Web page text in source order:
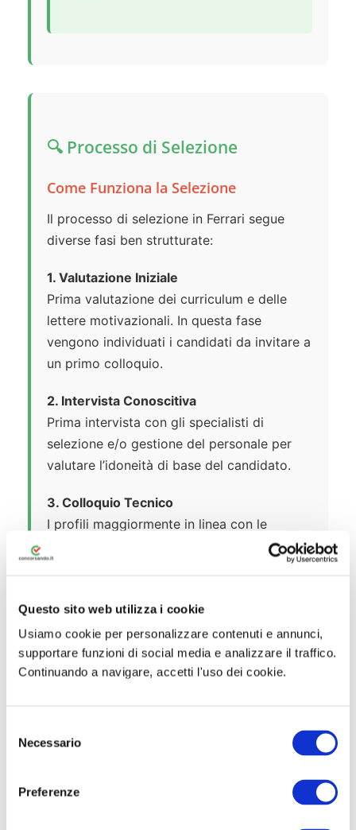
Questo sito web utilizza i cookie
Usiamo cookie per personalizzare contenuti e annunci,
supportare funzioni di social media e analizzare il traffico.
Continuando a navigare, accetti l'uso dei cookie.
Necessario
Preferenze
🔍 Processo di Selezione
Come Funziona la Selezione
Il processo di selezione in Ferrari segue
diverse fasi ben strutturate:
1. Valutazione Iniziale
Prima valutazione dei curriculum e delle
lettere motivazionali. In questa fase
vengono individuati i candidati da invitare a
un primo colloquio.
2. Intervista Conoscitiva
Prima intervista con gli specialisti di
selezione e/o gestione del personale per
valutare l’idoneità di base del candidato.
3. Colloquio Tecnico
I profili maggiormente in linea con le
posizioni aperte partecipano a un colloquio
4. Valutazioni Specifiche
Eventualmente, possono essere previsti:
Test attitudinali
responsabilità)
Prove di conoscenza della lingua inglese